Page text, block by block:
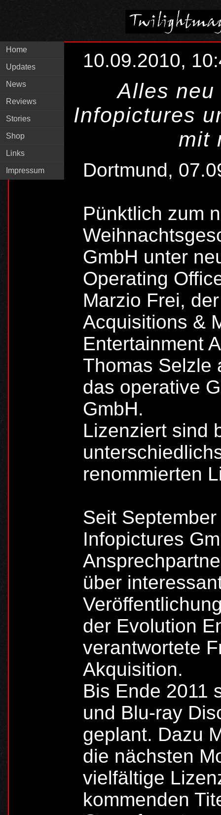
Home
Updates
News
Reviews
Stories
Shop
Links
Impressum
10.09.2010,
Alles neu
Infopictures
mit
Dortmund,
Pünktlich zum
GmbH unter
Operating
Marzio Frei,
Acquisitions &
Entertainment
Thomas Selzle
das operative
GmbH.
Lizenziert sind
renommierten
Seit
Infopictures
über
der Evolution
verantwortete
Akquisition.
Bis Ende 2011
und Blu-ray
geplant. Dazu
die nächsten
vielfältige
kommenden